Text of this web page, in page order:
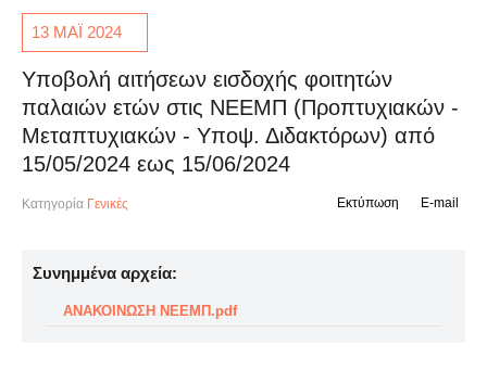
13 ΜΑΪ 2024
Υποβολή αιτήσεων εισδοχής φοιτητών
παλαιών ετών στις ΝΕΕΜΠ (Προπτυχιακών -
Μεταπτυχιακών - Υποψ. Διδακτόρων) από
15/05/2024 εως 15/06/2024
Κατηγορία Γενικές E-mail
Εκτύπωση
Συνημμένα αρχεία:
ΑΝΑΚΟΙΝΩΣΗ ΝΕΕΜΠ.pdf